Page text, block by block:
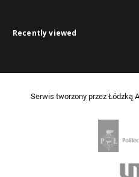
Recently viewed
Serwis tworzony przez Łódzką